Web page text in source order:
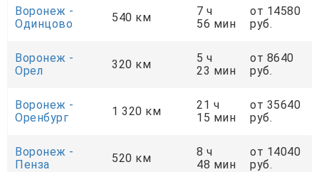
Воронеж -
Одинцово
540 км
7 ч
56 мин
от 14580
руб.
Воронеж -
Орел
320 км
5 ч
23 мин
от 8640
руб.
Воронеж -
Оренбург
1 320 км
21 ч
15 мин
от 35640
руб.
Воронеж -
Пенза
520 км
8 ч
48 мин
от 14040
руб.